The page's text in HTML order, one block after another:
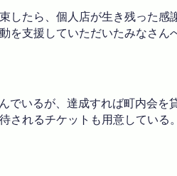
したら、個人店が生き残った感
支援していただいたみなさん
でいるが、達成すれば町内会を
されるチケットも用意している